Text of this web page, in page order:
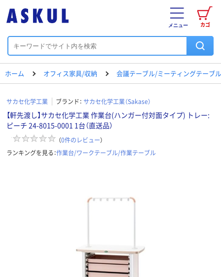
カゴ
メニュー
ホーム オフィス家具/収納 会議テーブル/ミーティングテーブル
サカセ化学工業 ブランド： サカセ化学工業（Sakase）
【軒先渡し】サカセ化学工業 作業台(ハンガー付対面タイプ) トレー:
ピーチ 24-8015-0001 1台（直送品）
（0件のレビュー）
ランキングを見る：作業台/ワークテーブル/作業テーブル